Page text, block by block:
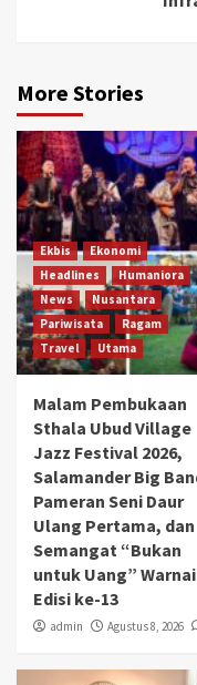
More Stories
Ekbis
Ekonomi
Headlines
Humaniora
News
Nusantara
Pariwisata
Ragam
Travel
Utama
Malam Pembukaan
Sthala Ubud Village
Jazz Festival 2026,
Salamander Big
Pameran Seni Daur
Ulang Pertama, dan
Semangat “Bukan
untuk Uang” Warnai
Edisi ke-13
admin Agustus 8, 2026